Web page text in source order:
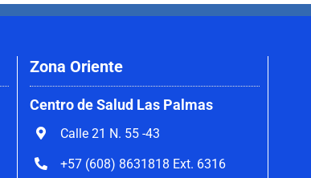
Zona Oriente
Centro de Salud Las Palmas
Calle 21 N. 55 -43
+57 (608) 8631818 Ext. 6316